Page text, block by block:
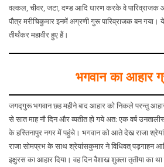
वल्कल, चीवर, जटा, दण्ड आदि धारण करके वे
पौत्र मरीचिकुमार इनमें अग्रणी गुरू पारिव्राजक बन
तीर्थंकर महावीर हुए हैं।
भगवान का आहार
जगद्गुरू भगवान छह महीने बाद आहार को निकले परन्तु आहार
से सात माह नौ दिन और व्यतीत हो गये अत: एक वर्ष
के हस्तिनापुर नगर में पहुंचे। भगवान को आते देख राजा
राजा सोमप्रभ के साथ श्रेयांसकुमार ने विधिवत् पड़गाहन
इक्षुरस का आहार दिया। वह दिन वैशाख शुक्ला तृतीया का